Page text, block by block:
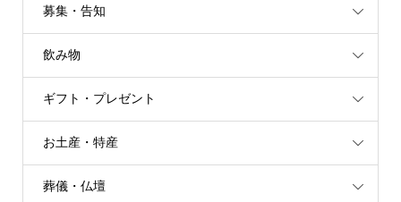
募集・告知
飲み物
ギフト・プレゼント
お土産・特産
葬儀・仏壇